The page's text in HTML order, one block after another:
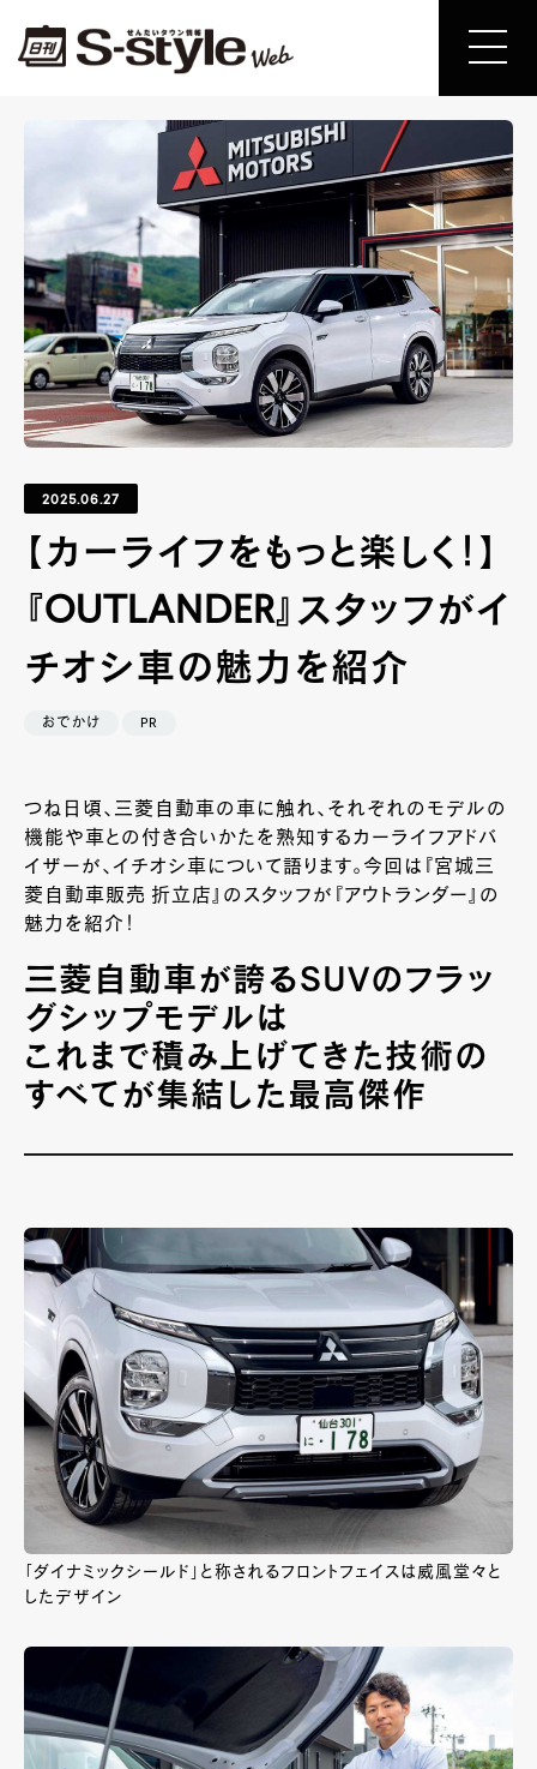
2025.06.27
【カーライフをもっと楽しく！】
『OUTLANDER』スタッフがイ
チオシ車の魅力を紹介
おでかけ PR
つね日頃、三菱自動車の車に触れ、それぞれのモデルの
機能や車との付き合いかたを熟知するカーライフアドバ
イザーが、イチオシ車について語ります。今回は『宮城三
菱自動車販売 折立店』のスタッフが『アウトランダー』の
魅力を紹介！
三菱自動車が誇るＳＵＶのフラッ
グシップモデルは
これまで積み上げてきた技術の
すべてが集結した最高傑作
「ダイナミックシールド」と称されるフロントフェイスは威風堂々と
したデザイン